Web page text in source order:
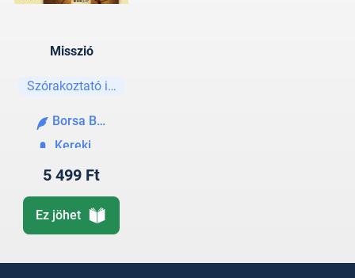
Misszió
Szórakoztató irodalom
Borsa Brown
Kereki Anna
5 499 Ft
Ez jöhet